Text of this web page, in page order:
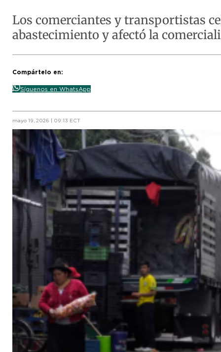
Los comerciantes y transportistas
abastecimiento y afectó la
Compártelo en:
Síguenos en WhatsApp
mayo 19, 2026 | 09:13 ECT